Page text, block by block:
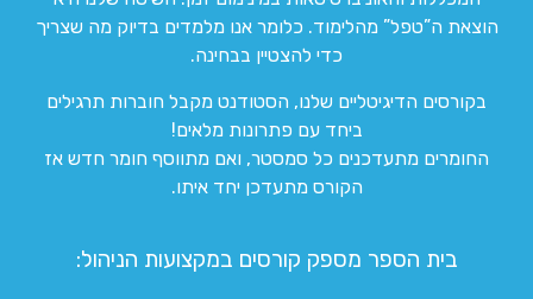
הוצאת ה”טפל” מהלימוד. כלומר אנו מלמדים בדיוק מה שצריך
כדי להצטיין בבחינה.
בקורסים הדיגיטליים שלנו, הסטודנט מקבל חוברות תרגילים
ביחד עם פתרונות מלאים!
החומרים מתעדכנים כל סמסטר, ואם מתווסף חומר חדש אז
הקורס מתעדכן יחד איתו.
בית הספר מספק קורסים במקצועות הניהול: